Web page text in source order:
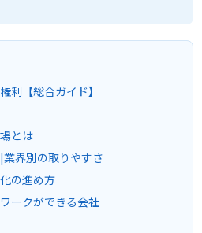
利【総合ガイド】
とは
界別の取りやすさ
の進め方
ークができる会社